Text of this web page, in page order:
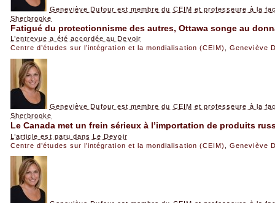
Geneviève Dufour est membre du CEIM et professeure à la
Sherbrooke
Fatigué du protectionnisme des autres, Ottawa songe au
L’entrevue a été accordée au Devoir
Centre d’études sur l’intégration et la mondialisation (CEIM) ,Geneviève
Geneviève Dufour est membre du CEIM et professeure à la
Sherbrooke
Le Canada met un frein sérieux à l’importation de produits
L’article est paru dans Le Devoir
Centre d’études sur l’intégration et la mondialisation (CEIM)
,Geneviève